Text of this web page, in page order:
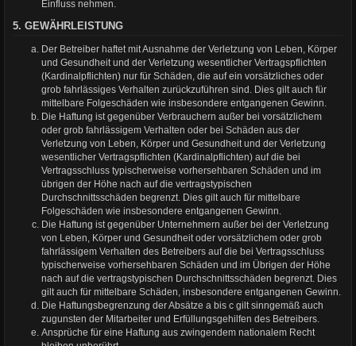
Einfluss nehmen.
5. GEWÄHRLEISTUNG
Der Betreiber haftet mit Ausnahme der Verletzung von Leben, Körper
und Gesundheit und der Verletzung wesentlicher Vertragspflichten
(Kardinalpflichten) nur für Schäden, die auf ein vorsätzliches oder
grob fahrlässiges Verhalten zurückzuführen sind. Dies gilt auch für
mittelbare Folgeschäden wie insbesondere entgangenen Gewinn.
Die Haftung ist gegenüber Verbrauchern außer bei vorsätzlichem
oder grob fahrlässigem Verhalten oder bei Schäden aus der
Verletzung von Leben, Körper und Gesundheit und der Verletzung
wesentlicher Vertragspflichten (Kardinalpflichten) auf die bei
Vertragsschluss typischerweise vorhersehbaren Schäden und im
übrigen der Höhe nach auf die vertragstypischen
Durchschnittsschäden begrenzt. Dies gilt auch für mittelbare
Folgeschäden wie insbesondere entgangenen Gewinn.
Die Haftung ist gegenüber Unternehmern außer bei der Verletzung
von Leben, Körper und Gesundheit oder vorsätzlichem oder grob
fahrlässigem Verhalten des Betreibers auf die bei Vertragsschluss
typischerweise vorhersehbaren Schäden und im Übrigen der Höhe
nach auf die vertragstypischen Durchschnittsschäden begrenzt. Dies
gilt auch für mittelbare Schäden, insbesondere entgangenen Gewinn.
Die Haftungsbegrenzung der Absätze a bis c gilt sinngemäß auch
zugunsten der Mitarbeiter und Erfüllungsgehilfen des Betreibers.
Ansprüche für eine Haftung aus zwingendem nationalem Recht